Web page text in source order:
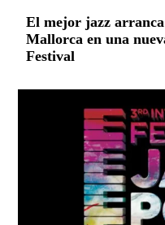
El mejor jazz
Mallorca en una
Festival